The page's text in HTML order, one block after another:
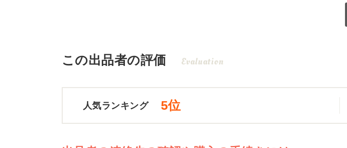
この出品者の評価 Evaluation
人気ランキング 5位